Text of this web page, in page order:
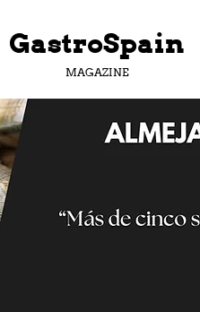
GastroSpain
MAGAZINE